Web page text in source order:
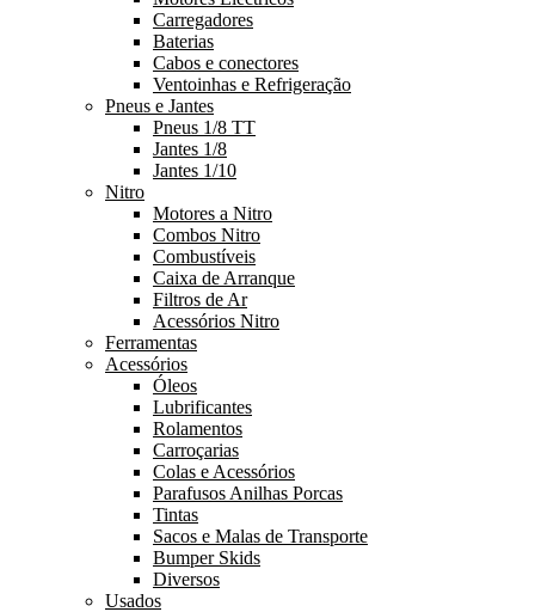
Carregadores
Baterias
Cabos e conectores
Ventoinhas e Refrigeração
Pneus e Jantes
Pneus 1/8 TT
Jantes 1/8
Jantes 1/10
Nitro
Motores a Nitro
Combos Nitro
Combustíveis
Caixa de Arranque
Filtros de Ar
Acessórios Nitro
Ferramentas
Acessórios
Óleos
Lubrificantes
Rolamentos
Carroçarias
Colas e Acessórios
Parafusos Anilhas Porcas
Tintas
Sacos e Malas de Transporte
Bumper Skids
Diversos
Usados